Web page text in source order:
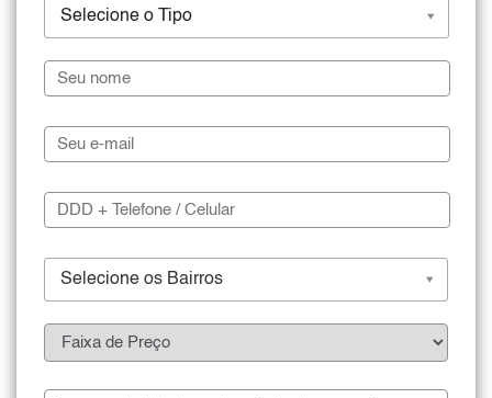
Selecione o Tipo
Selecione os Bairros